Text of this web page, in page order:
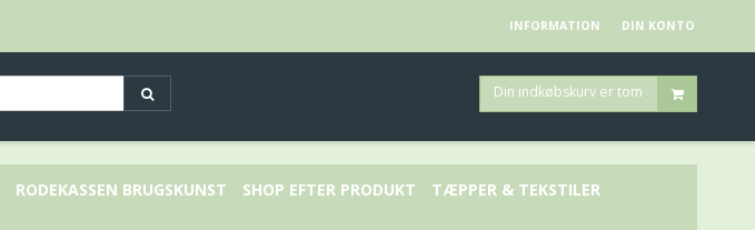
INFORMATION DIN KONTO
Din indkøbskurv er tom
RODEKASSEN BRUGSKUNST SHOP EFTER PRODUKT TÆPPER & TEKSTILER